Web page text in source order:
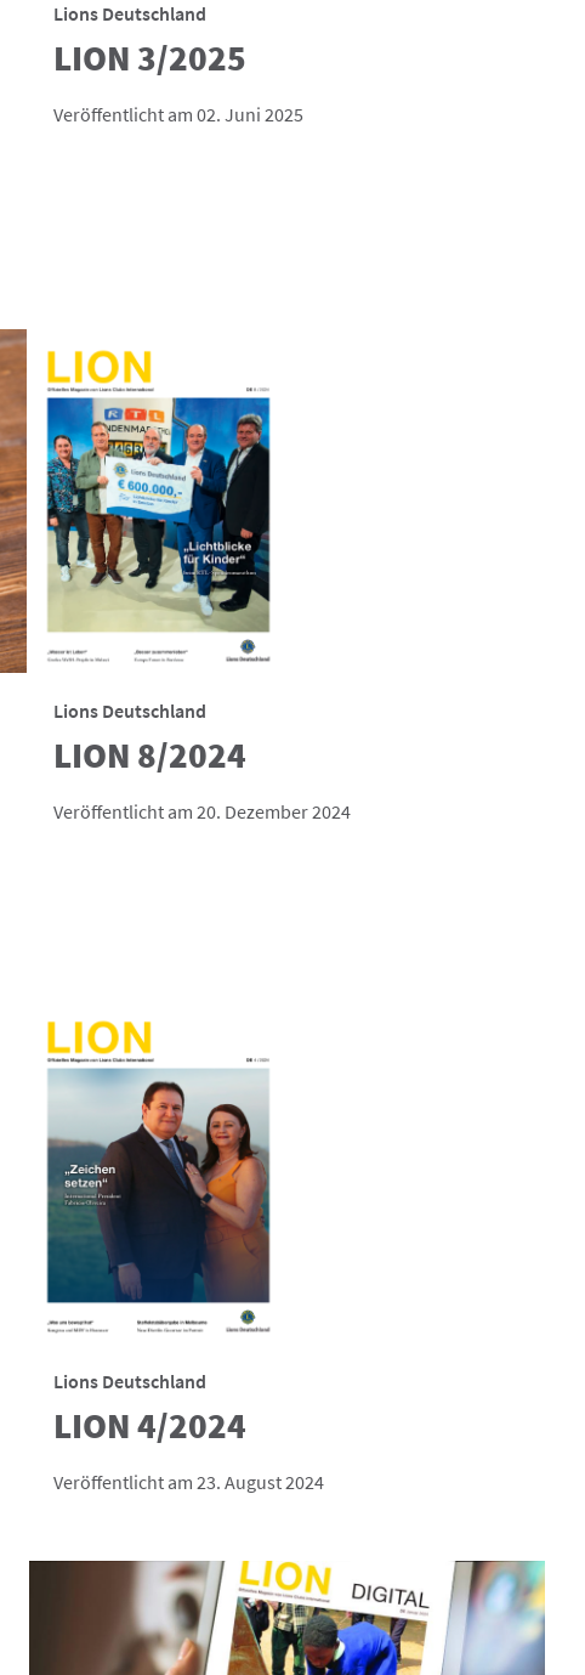
Lions Deutschland
LION 3/2025
Veröffentlicht am 02. Juni 2025
Lions Deutschland
LION 8/2024
Veröffentlicht am 20. Dezember 2024
Lions Deutschland
LION 4/2024
Veröffentlicht am 23. August 2024